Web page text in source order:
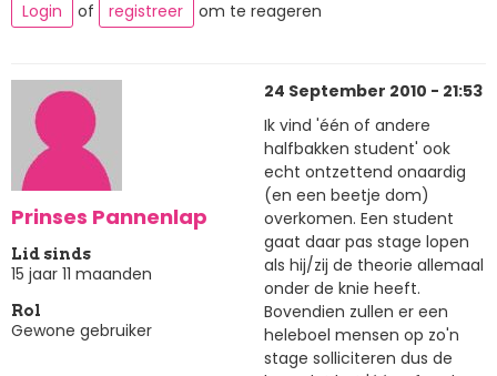
Login of registreer om te reageren
Prinses Pannenlap
Lid sinds
15 jaar 11 maanden
Rol
Gewone gebruiker
24 September 2010 - 21:53
Ik vind 'één of andere
halfbakken student' ook
echt ontzettend onaardig
(en een beetje dom)
overkomen. Een student
gaat daar pas stage lopen
als hij/zij de theorie allemaal
onder de knie heeft.
Bovendien zullen er een
heleboel mensen op zo'n
stage solliciteren dus de